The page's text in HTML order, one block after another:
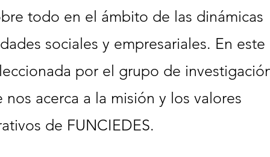
todo en el ámbito de las dinámicas
sociales y empresariales. En este
por el grupo de
acerca a la misión y los valores
de FUNCIEDES.